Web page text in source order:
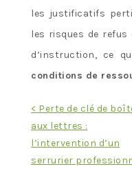
les justificatifs
les risques de
d’instruction, ce
conditions de
Navigation
l’article
< Perte de clé de
aux lettres :
l’intervention d’un
serrurier